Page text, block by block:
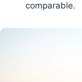
comparable.